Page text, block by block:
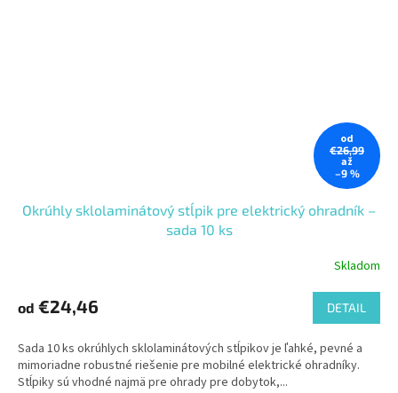
od
€26,99
až
–9 %
Okrúhly sklolaminátový stĺpik pre elektrický ohradník –
sada 10 ks
Skladom
od €24,46 DETAIL
Sada 10 ks okrúhlych sklolaminátových stĺpikov je ľahké, pevné a
mimoriadne robustné riešenie pre mobilné elektrické ohradníky.
Stĺpiky sú vhodné najmä pre ohrady pre dobytok,...